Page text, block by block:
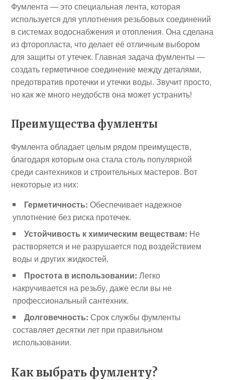
Фумлента — это специальная лента, которая
используется для уплотнения резьбовых соединений
в системах водоснабжения и отопления. Она сделана
из фторопласта, что делает её отличным выбором
для защиты от утечек. Главная задача фумленты —
создать герметичное соединение между деталями,
предотвратив протечки и утечки воды. Звучит просто,
но как же много неудобств она может устранить!
Преимущества фумленты
Фумлента обладает целым рядом преимуществ,
благодаря которым она стала столь популярной
среди сантехников и строительных мастеров. Вот
некоторые из них:
Герметичность: Обеспечивает надежное
уплотнение без риска протечек.
Устойчивость к химическим веществам: Не
растворяется и не разрушается под воздействием
воды и других жидкостей.
Простота в использовании: Легко
накручивается на резьбу, даже если вы не
профессиональный сантехник.
Долговечность: Срок службы фумленты
составляет десятки лет при правильном
использовании.
Как выбрать фумленту?